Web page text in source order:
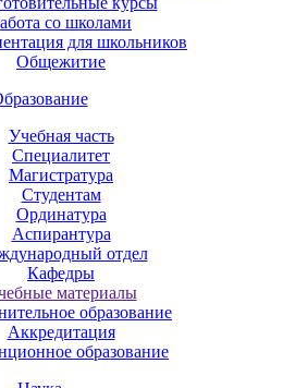
со школами
для школьников
Общежитие
Учебная часть
Специалитет
Магистратура
Студентам
Ординатура
Аспирантура
отдел
Кафедры
материалы
образование
Аккредитация
образование